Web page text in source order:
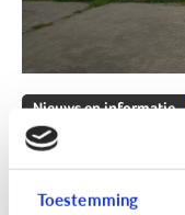
Toestemming
Nieuws en informatie
[Klik & Print]